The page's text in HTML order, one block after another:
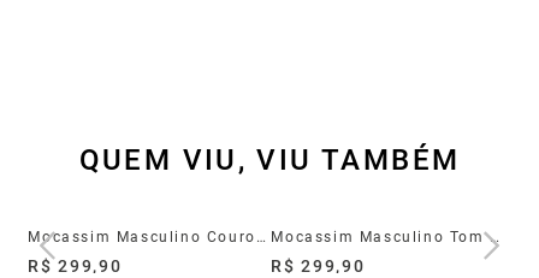
QUEM VIU, VIU TAMBÉM
Mocassim Masculino Couro Tom Preto
R$ 299,90
Mocassim Masculino Tom Marrom Couro
R$ 299,90